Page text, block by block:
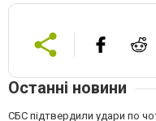
Останні новини
СБС підтвердили удари по